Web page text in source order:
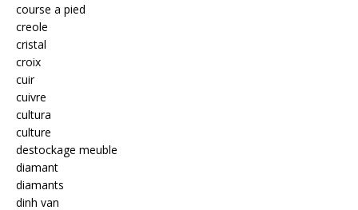
course a pied
creole
cristal
croix
cuir
cuivre
cultura
culture
destockage meuble
diamant
diamants
dinh van